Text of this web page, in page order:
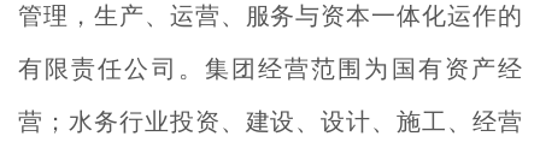
管理，生产、运营、服务与资本一体化运作的
有限责任公司。集团经营范围为国有资产经
营；水务行业投资、建设、设计、施工、经营